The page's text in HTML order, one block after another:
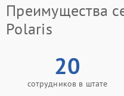
Преимущества
Polaris
20
сотрудников в штате